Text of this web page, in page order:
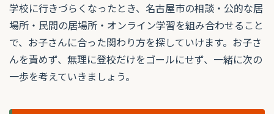
学校に行きづらくなったとき、名古屋市の相談・公的な居
場所・民間の居場所・オンライン学習を組み合わせること
で、お子さんに合った関わり方を探していけます。お子さ
んを責めず、無理に登校だけをゴールにせず、一緒に次の
一歩を考えていきましょう。